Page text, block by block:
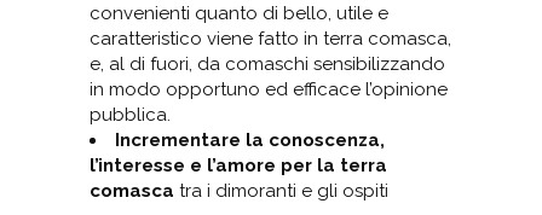
convenienti quanto di bello, utile e
caratteristico viene fatto in terra comasca,
e, al di fuori, da comaschi sensibilizzando
in modo opportuno ed efficace l’opinione
pubblica.
Incrementare la conoscenza,
l’interesse e l’amore per la terra
comasca tra i dimoranti e gli ospiti